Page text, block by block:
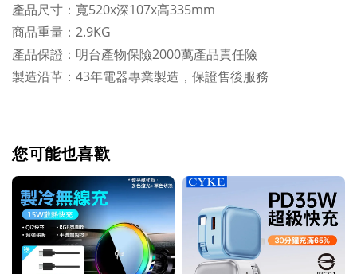
產品尺寸：寬520x深107x高335mm
商品重量：2.9KG
產品保證：明台產物保險2000萬產品責任險
製造沿革：43年電器專業製造，保證售後服務
您可能也喜歡